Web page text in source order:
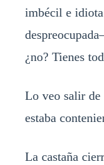
imbécil e
¿no? Tienes
Lo veo salir
estaba
La castaña